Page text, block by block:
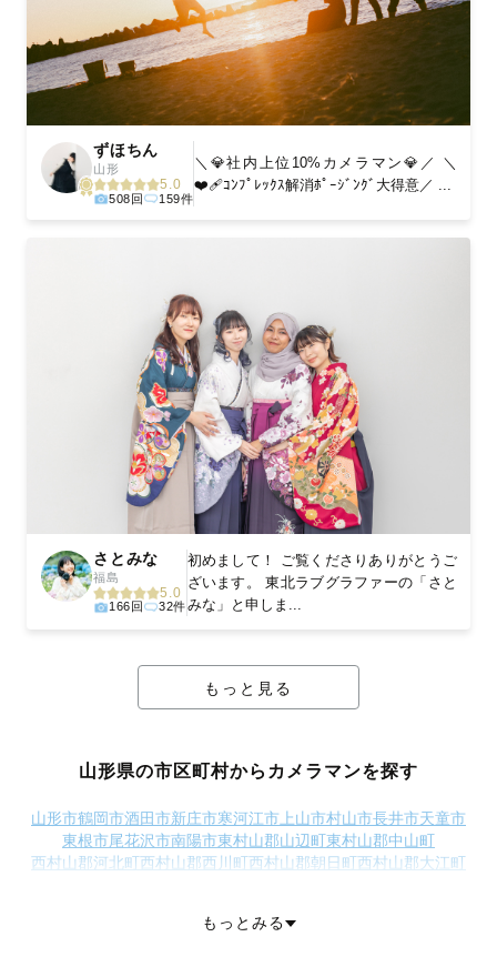
ずほちん
山形
5.0
508回 159件
＼💎社内上位10%カメラマン💎／ ＼
❤️‍🩹ｺﾝﾌﾟﾚｯｸｽ解消ﾎﾟｰｼﾞﾝｸﾞ大得意／ ...
さとみな
福島
5.0
166回 32件
初めまして！ ご覧くださりありがとうご
ざいます。 東北ラブグラファーの「さと
みな」と申しま...
もっと見る
山形県の市区町村からカメラマンを探す
山形市鶴岡市酒田市新庄市寒河江市 上山市村山市長井市天童市
東根市尾花沢市南陽市東村山郡山辺町東村山郡中山町
西村山郡河北町西村山郡西川町西村山郡朝日町西村山郡大江町
東置賜郡川西町 西置賜郡小国町
もっとみる